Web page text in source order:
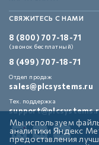
СВЯЖИТЕСЬ С НАМИ
8 (800) 707-18-71
(звонок бесплатный)
8 (499) 707-18-71
Отдел продаж
sales@plcsystems.ru
Тех. поддержка
Мы используем
аналитики Яндекс
предоставления